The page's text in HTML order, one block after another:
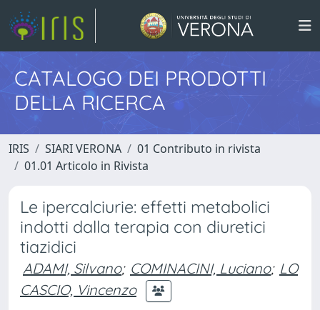
CATALOGO DEI PRODOTTI
DELLA RICERCA
IRIS SIARI VERONA
01 Contributo in rivista
01.01 Articolo in Rivista
Le ipercalciurie: effetti metabolici
indotti dalla terapia con diuretici
tiazidici
ADAMI, Silvano; COMINACINI, Luciano; LO
CASCIO, Vincenzo